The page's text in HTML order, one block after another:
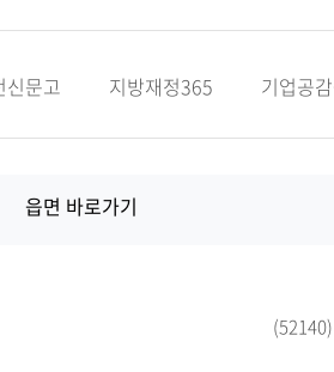
신문고 지방재정365 기업공
읍면 바로가기